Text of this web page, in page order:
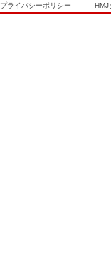
プライバシーポリシー HMJ